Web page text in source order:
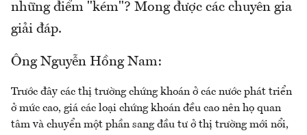
những điểm "kém"? Mong được các chuyên gia
giải đáp.
Ông Nguyễn Hồng Nam:
Trước đây các thị trường chứng khoán ở các nước phát triển
ở mức cao, giá các loại chứng khoán đều cao nên họ quan
tâm và chuyển một phần sang đầu tư ở thị trường mới nổi,